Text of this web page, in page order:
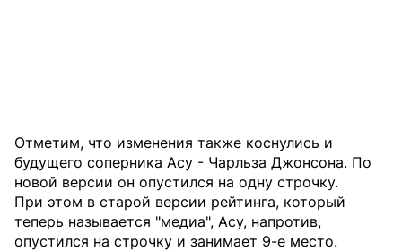
Отметим, что изменения также коснулись и
будущего соперника Асу - Чарльза Джонсона. По
новой версии он опустился на одну строчку.
При этом в старой версии рейтинга, который
теперь называется "медиа", Асу, напротив,
опустился на строчку и занимает 9-е место.